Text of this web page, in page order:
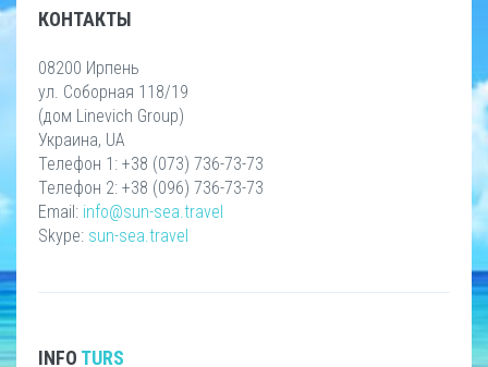
КОНТАКТЫ
08200 Ирпень
ул. Соборная 118/19
(дом Linevich Group)
Украина, UA
Телефон 1: +38 (073) 736-73-73
Телефон 2: +38 (096) 736-73-73
Email: info@sun-sea.travel
Skype: sun-sea.travel
INFO TURS